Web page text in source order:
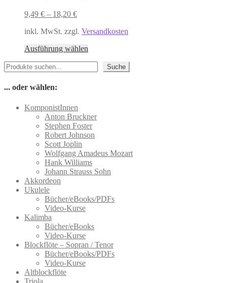
auf
werden
9,49 € – 18,20 €
inkl. MwSt. zzgl. Versandkosten
Ausführung wählen
können
auf
der
Produktseite
gewählt
werden
Suchen Suche
... oder wählen:
KomponistInnen
Anton Bruckner
Stephen Foster
Robert Johnson
Scott Joplin
Wolfgang Amadeus Mozart
Hank Williams
Johann Strauss Sohn
Akkordeon
Ukulele
Bücher/eBooks/PDFs
Video-Kurse
Kalimba
Bücher/eBooks
Video-Kurse
Blockflöte – Sopran / Tenor
Bücher/eBooks/PDFs
Video-Kurse
Altblockflöte
Triola